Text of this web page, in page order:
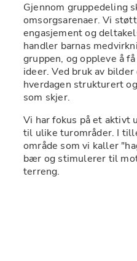
Gjennom gruppedeling
omsorgsarenaer. Vi
engasjement og
handler barnas
gruppen, og oppleve å
ideer. Ved bruk av
hverdagen strukturert
som skjer.
Vi har fokus på et aktivt
til ulike turområder. I
område som vi kaller
bær og stimulerer til
terreng.